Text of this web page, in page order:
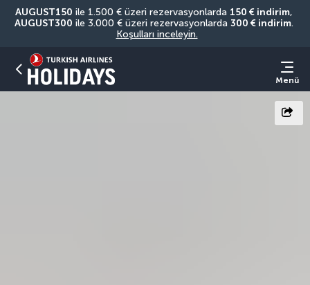
AUGUST150 ile 1.500 € üzeri rezervasyonlarda 150 € indirim
AUGUST300 ile 3.000 € üzeri rezervasyonlarda 300 € indirim
Koşulları inceleyin.
Menü